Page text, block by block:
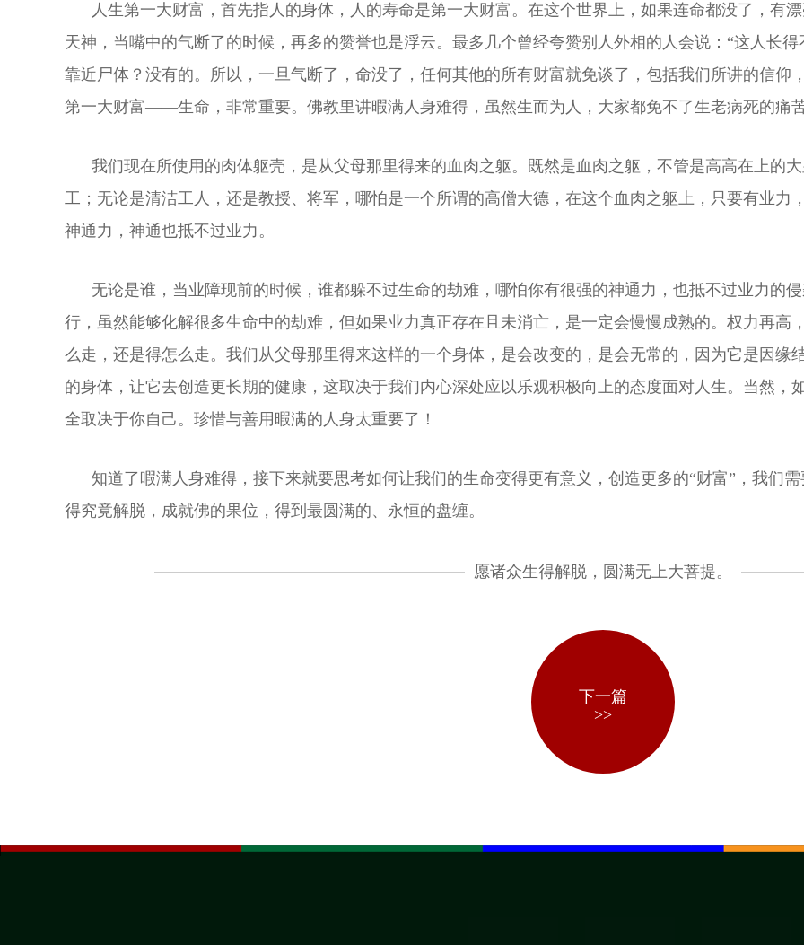
人生第一大财富，首先指人的身体，人的寿命是第一大财富。在这个世界上，如果连命都没了，有
天神，当嘴中的气断了的时候，再多的赞誉也是浮云。最多几个曾经夸赞别人外相的人会说：“这人长
靠近尸体？没有的。所以，一旦气断了，命没了，任何其他的所有财富就免谈了，包括我们所讲的信仰
第一大财富——生命，非常重要。佛教里讲暇满人身难得，虽然生而为人，大家都免不了生老病死的痛
我们现在所使用的肉体躯壳，是从父母那里得来的血肉之躯。既然是血肉之躯，不管是高高在上的
工；无论是清洁工人，还是教授、将军，哪怕是一个所谓的高僧大德，在这个血肉之躯上，只要有业力
神通力，神通也抵不过业力。
无论是谁，当业障现前的时候，谁都躲不过生命的劫难，哪怕你有很强的神通力，也抵不过业力的
行，虽然能够化解很多生命中的劫难，但如果业力真正存在且未消亡，是一定会慢慢成熟的。权力再高
么走，还是得怎么走。我们从父母那里得来这样的一个身体，是会改变的，是会无常的，因为它是因缘
的身体，让它去创造更长期的健康，这取决于我们内心深处应以乐观积极向上的态度面对人生。当然，
全取决于你自己。珍惜与善用暇满的人身太重要了！
知道了暇满人身难得，接下来就要思考如何让我们的生命变得更有意义，创造更多的“财富”，我们
得究竟解脱，成就佛的果位，得到最圆满的、永恒的盘缠。
愿诸众生得解脱，圆满无上大菩提。
下一篇
>>